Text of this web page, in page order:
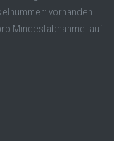
vorhanden
Mindestabnahme: auf